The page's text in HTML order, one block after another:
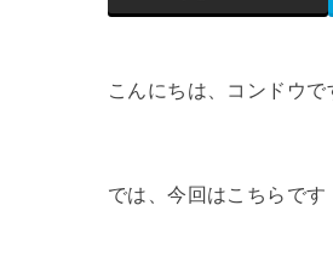
こんにちは、コンドウで
では、今回はこちらです